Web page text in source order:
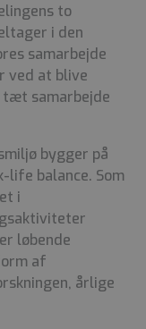
to
i den
samarbejde
ved at blive
tæt samarbejde
bygger på
balance. Som
i
løbende
af
årlige